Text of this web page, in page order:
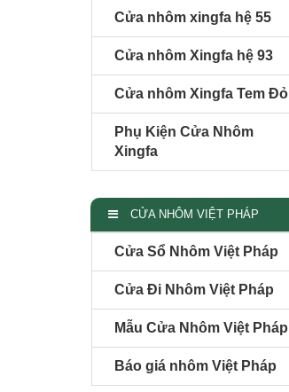
Cửa nhôm xingfa hệ 55
Cửa nhôm Xingfa hệ 93
Cửa nhôm Xingfa Tem Đỏ
Phụ Kiện Cửa Nhôm
Xingfa
CỬA NHÔM VIỆT PHÁP
Cửa Sổ Nhôm Việt Pháp
Cửa Đi Nhôm Việt Pháp
Mẫu Cửa Nhôm Việt Pháp
Báo giá nhôm Việt Pháp